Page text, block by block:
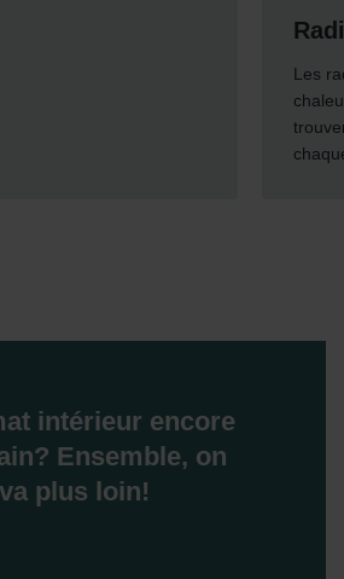
intérieur encore
Ensemble, on
va plus loin!